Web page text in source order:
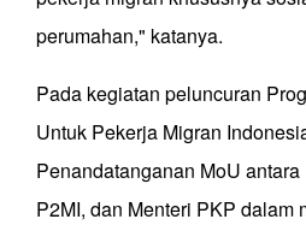
perumahan," katanya.
Pada kegiatan peluncuran
Untuk Pekerja Migran
Penandatanganan MoU
P2MI, dan Menteri PKP dalam